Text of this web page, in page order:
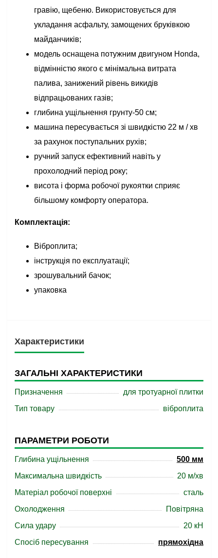
гравію, щебеню. Використовується для
укладання асфальту, замощених бруківкою
майданчиків;
модель оснащена потужним двигуном Honda,
відмінністю якого є мінімальна витрата
палива, занижений рівень викидів
відпрацьованих газів;
глибина ущільнення грунту-50 см;
машина пересувається зі швидкістю 22 м / хв
за рахунок поступальних рухів;
ручний запуск ефективний навіть у
прохолодний період року;
висота і форма робочої рукоятки сприяє
більшому комфорту оператора.
Комплектація:
Віброплита;
інструкція по експлуатації;
зрошувальний бачок;
упаковка
Характеристики
ЗАГАЛЬНІ ХАРАКТЕРИСТИКИ
Призначення
для тротуарної плитки
Тип товару
віброплита
ПАРАМЕТРИ РОБОТИ
Глибина ущільнення
500 мм
Максимальна швидкість
20 м/хв
Матеріал робочої поверхні
сталь
Охолодження
Повітряна
Сила удару
20 кН
Спосіб пересування
прямохідна